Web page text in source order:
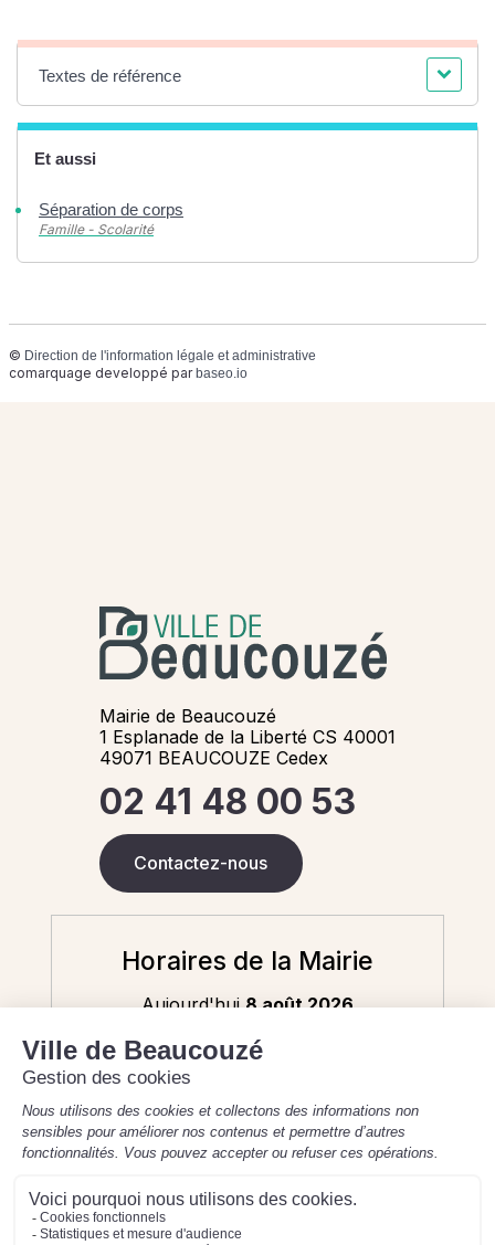
Textes de référence
Et aussi
Séparation de corps
Famille - Scolarité
© Direction de l'information légale et administrative
comarquage developpé par baseo.io
Mairie de Beaucouzé
1 Esplanade de la Liberté CS 40001
49071 BEAUCOUZE Cedex
02 41 48 00 53
Contactez-nous
Horaires de la Mairie
Aujourd'hui8 août 2026
Fermé - 9h-12h (état civil uniquement)